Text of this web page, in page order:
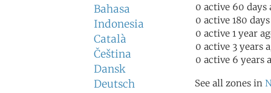
Bahasa
Indonesia
Català
Čeština
Dansk
Deutsch
0 active 60 days
0 active 180
0 active 1 year
0 active 3 years
0 active 6 years
See all zones in